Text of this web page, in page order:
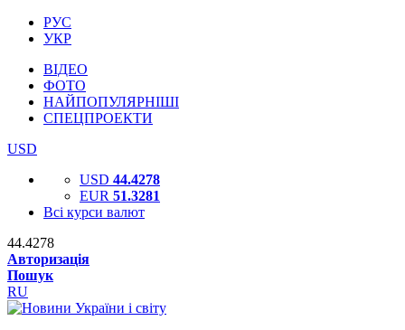
РУС
УКР
ВІДЕО
ФОТО
НАЙПОПУЛЯРНІШІ
СПЕЦПРОЕКТИ
USD
USD 44.4278
EUR 51.3281
Всі курси валют
44.4278
Авторизація
Пошук
RU